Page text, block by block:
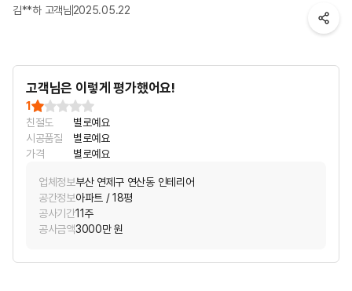
김**하 고객님 2025.05.22
고객님은 이렇게 평가했어요!
1
친절도
별로예요
시공품질
별로예요
가격
별로예요
업체정보부산 연제구 연산동 인테리어
공간정보아파트 / 18평
공사기간11주
공사금액3000만 원